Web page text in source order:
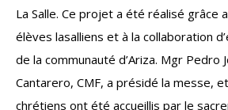
La Salle. Ce projet a été réalisé grâce
élèves lasalliens et à la collaboration
de la communauté d’Ariza. Mgr Pedro
Cantarero, CMF, a présidé la messe,
chrétiens ont été accueillis par le